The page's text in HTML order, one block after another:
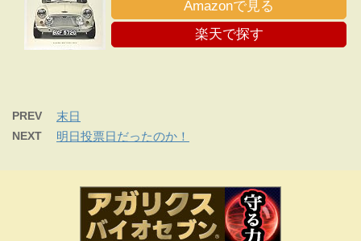
Amazonで見る
楽天で探す
PREV 末日
NEXT 明日投票日だったのか！